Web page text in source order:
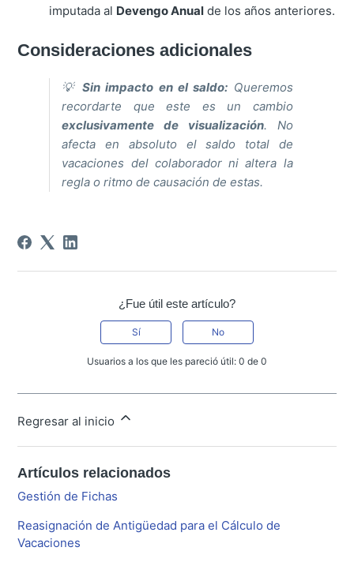
imputada al Devengo Anual de los años anteriores.
Consideraciones adicionales
💡Sin impacto en el saldo: Queremos
recordarte que este es un cambio
exclusivamente de visualización. No
afecta en absoluto el saldo total de
vacaciones del colaborador ni altera la
regla o ritmo de causación de estas.
¿Fue útil este artículo?
Sí No
Usuarios a los que les pareció útil: 0 de 0
Regresar al inicio
Artículos relacionados
Gestión de Fichas
Reasignación de Antigüedad para el Cálculo de
Vacaciones